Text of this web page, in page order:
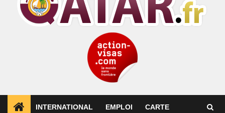
INTERNATIONAL EMPLOI CARTE